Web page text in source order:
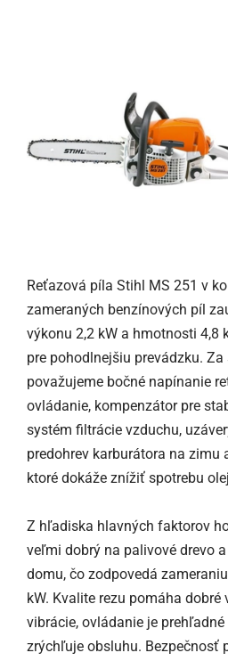
Reťazová píla Stihl MS 251 v
zameraných benzínových píl
výkonu 2,2 kW a hmotnosti 4,8
pre pohodlnejšiu prevádzku.
považujeme bočné napínanie
ovládanie, kompenzátor pre
systém filtrácie vzduchu,
predohrev karburátora na zimu
ktoré dokáže znížiť spotrebu
Z hľadiska hlavných faktorov
veľmi dobrý na palivové drevo
domu, čo zodpovedá
kW. Kvalite rezu pomáha dobré
vibrácie, ovládanie je
zrýchľuje obsluhu. Bezpečnosť